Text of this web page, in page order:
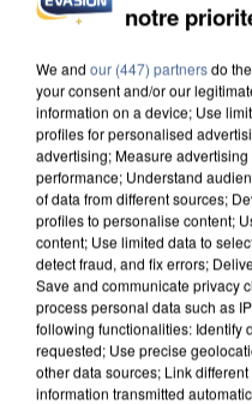
UN SECOND CADRE
notre
We and our (447) partnersdo
your consent and/or our
information on a device; Use
profiles for personalised
advertising; Measure
performance; Understand
of data from different sources;
profiles to personalise content;
content; Use limited data to
detect fraud, and fix errors;
Save and communicate privacy
process personal data such as
following functionalities: Identify
requested; Use precise
other data sources; Link
information transmitted